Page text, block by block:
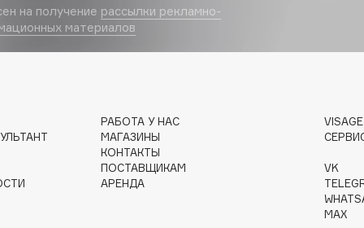
Estée Lauder
на получение рассылки рекламно-
материалов
РАБОТА У НАС
МАГАЗИНЫ
КОНТАКТЫ
ПОСТАВЩИКАМ
АРЕНДА
VK
MAX